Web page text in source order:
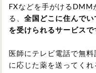
FXなどを手がけるDMM
る、 全国どこに住んで
を受けられるサービスで
医師にテレビ電話で無
に応じた薬を送ってく